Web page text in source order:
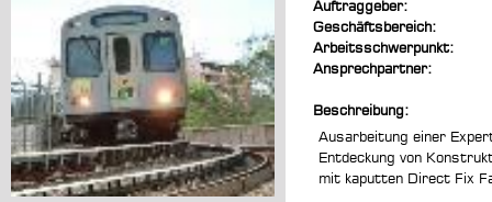
Auftraggeber:
Geschäftsbereich:
Arbeitsschwerpunkt:
Ansprechpartner:
Beschreibung:
Ausarbeitung einer
Entdeckung von
mit kaputten Direct Fix